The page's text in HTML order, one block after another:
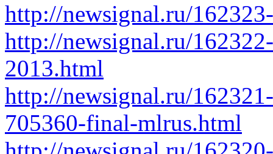
http://newsignal.ru/
http://newsignal.ru/
2013.html
http://newsignal.ru/
705360-final-mlrus.html